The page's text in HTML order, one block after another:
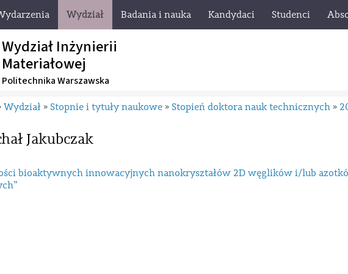
Wydział Badania i nauka Kandydaci Studenci
Wydział Inżynierii
Materiałowej
Politechnika Warszawska
Wydział » Stopnie i tytuły naukowe » Stopień doktora nauk technicznych »
Jakubczak
bioaktywnych innowacyjnych nanokryształów 2D węglików i/lub